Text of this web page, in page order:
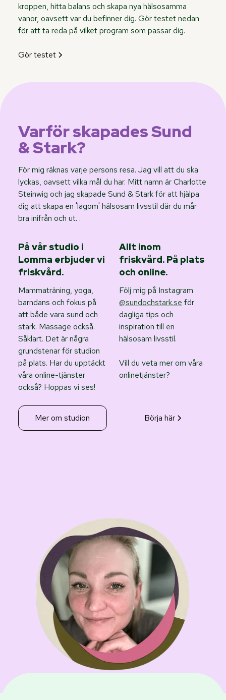
kroppen, hitta balans och skapa nya hälsosamma
vanor, oavsett var du befinner dig. Gör testet nedan
för att ta reda på vilket program som passar dig.
Gör testet
Varför skapades Sund
& Stark?
För mig räknas varje persons resa. Jag vill att du ska
lyckas, oavsett vilka mål du har. Mitt namn är Charlotte
Steinwig och jag skapade Sund & Stark för att hjälpa
dig att skapa en 'lagom' hälsosam livsstil där du mår
bra inifrån och ut. .
På vår studio i
Lomma erbjuder vi
friskvård.
Mammaträning, yoga,
barndans och fokus på
att både vara sund och
stark. Massage också.
Såklart. Det är några
grundstenar för studion
på plats. Har du upptäckt
våra online-tjänster
också? Hoppas vi ses!
Allt inom
friskvård. På plats
och online.
Följ mig på Instagram
@sundochstark.se för
dagliga tips och
inspiration till en
hälsosam livsstil.
Vill du veta mer om våra
onlinetjänster?
Mer om studion Börja här